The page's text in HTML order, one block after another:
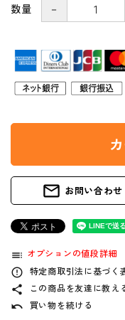
数量 －
mail_outline お問い合わせ
toc オプションの値段詳細
error_outline 特定商取引法に基づく
share この商品を友達に教え
undo 買い物を続ける